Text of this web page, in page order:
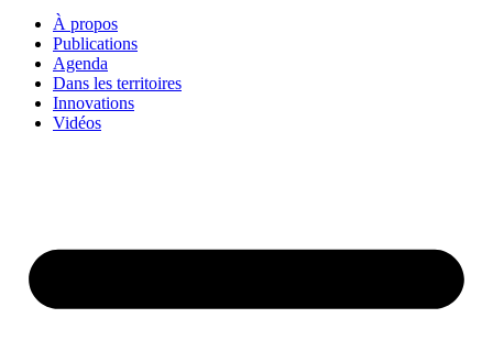
À propos
Publications
Agenda
Dans les territoires
Innovations
Vidéos